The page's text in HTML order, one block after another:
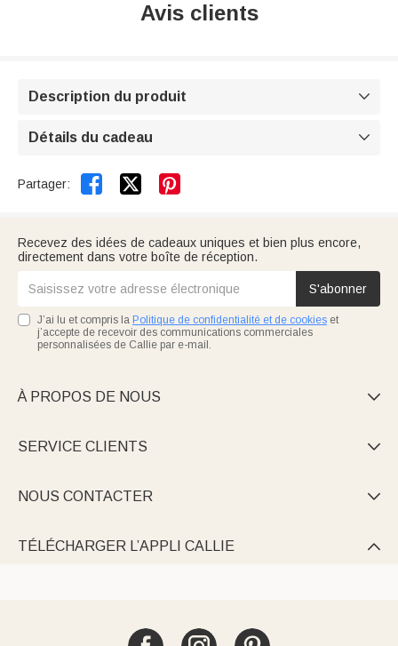
Avis clients
Description du produit 
Détails du cadeau 
Partager:  
Recevez des idées de cadeaux uniques et bien plus encore,
directement dans votre boîte de réception.
S'abonner
J’ai lu et compris la Politique de confidentialité et de cookies et
j’accepte de recevoir des communications commerciales
personnalisées de Callie par e-mail.
À PROPOS DE NOUS 
SERVICE CLIENTS 
NOUS CONTACTER 
TÉLÉCHARGER L’APPLI CALLIE 